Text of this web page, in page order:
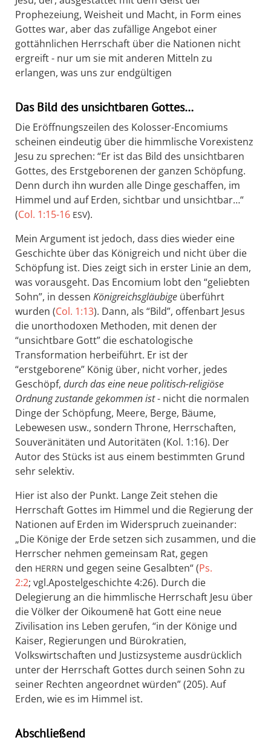
Prophezeiung, Weisheit und Macht, in Form eines
Gottes war, aber das zufällige Angebot einer
gottähnlichen Herrschaft über die Nationen nicht
ergreift - nur um sie mit anderen Mitteln zu
erlangen, was uns zur endgültigen
Das Bild des unsichtbaren Gottes…
Die Eröffnungszeilen des Kolosser-Encomiums
scheinen eindeutig über die himmlische Vorexistenz
Jesu zu sprechen: “Er ist das Bild des unsichtbaren
Gottes, des Erstgeborenen der ganzen Schöpfung.
Denn durch ihn wurden alle Dinge geschaffen, im
Himmel und auf Erden, sichtbar und unsichtbar…“
(Col. 1:15-16 ESV).
Mein Argument ist jedoch, dass dies wieder eine
Geschichte über das Königreich und nicht über die
Schöpfung ist. Dies zeigt sich in erster Linie an dem,
was vorausgeht. Das Encomium lobt den “geliebten
Sohn”, in dessen Königreichsgläubige überführt
wurden (Col. 1:13). Dann, als “Bild”, offenbart Jesus
die unorthodoxen Methoden, mit denen der
“unsichtbare Gott” die eschatologische
Transformation herbeiführt. Er ist der
“erstgeborene” König über, nicht vorher, jedes
Geschöpf, durch das eine neue politisch-religiöse
Ordnung zustande gekommen ist- nicht die normalen
Dinge der Schöpfung, Meere, Berge, Bäume,
Lebewesen usw., sondern Throne, Herrschaften,
Souveränitäten und Autoritäten (Kol. 1:16). Der
Autor des Stücks ist aus einem bestimmten Grund
sehr selektiv.
Hier ist also der Punkt. Lange Zeit stehen die
Herrschaft Gottes im Himmel und die Regierung der
Nationen auf Erden im Widerspruch zueinander:
„Die Könige der Erde setzen sich zusammen, und die
Herrscher nehmen gemeinsam Rat, gegen
den HERRN und gegen seine Gesalbten“ (Ps.
2:2; vgl.Apostelgeschichte 4:26). Durch die
Delegierung an die himmlische Herrschaft Jesu über
die Völker der Oikoumenē hat Gott eine neue
Zivilisation ins Leben gerufen, “in der Könige und
Kaiser, Regierungen und Bürokratien,
Volkswirtschaften und Justizsysteme ausdrücklich
unter der Herrschaft Gottes durch seinen Sohn zu
seiner Rechten angeordnet würden” (205). Auf
Erden, wie es im Himmel ist.
Abschließend